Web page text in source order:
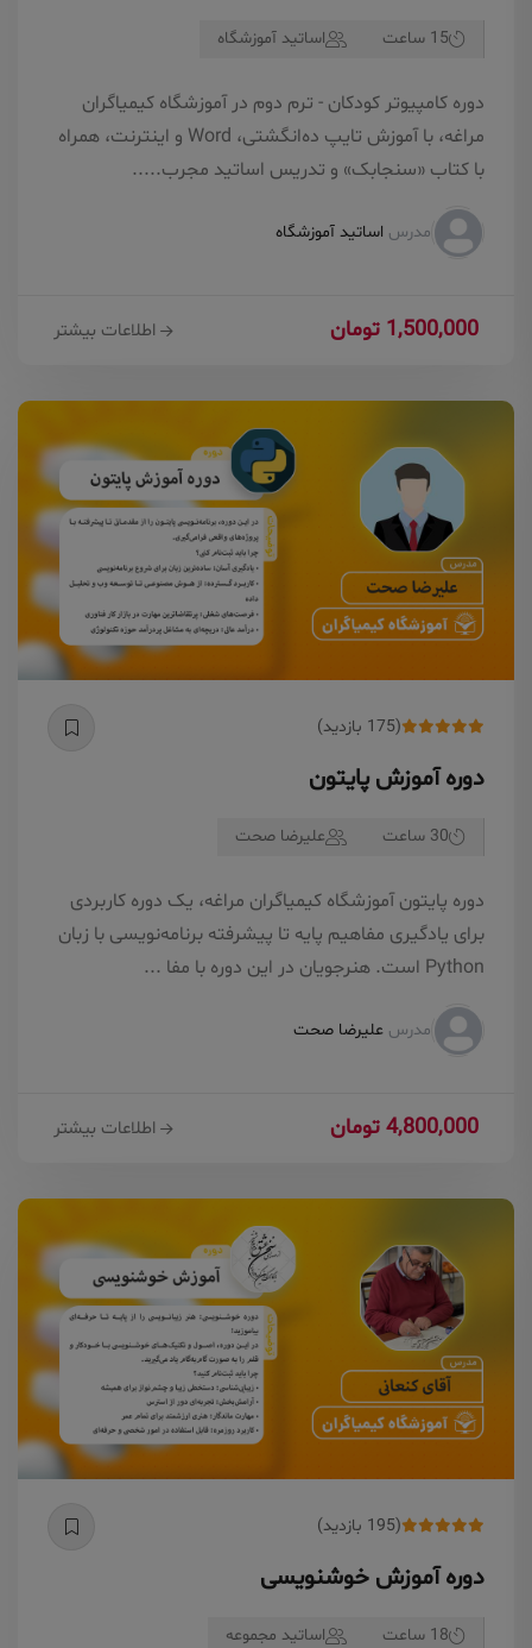
15 ساعت اساتید آموزشگاه
دوره کامپیوتر کودکان - ترم دوم در آموزشگاه کیمیاگران
مراغه، با آموزش تایپ ده‌انگشتی، Word و اینترنت، همراه
با کتاب «سنجابک» و تدریس اساتید مجرب.....
مدرس اساتید آموزشگاه
1,500,000 تومان اطلاعات بیشتر
(175 بازدید)
دوره آموزش پایتون
30 ساعت علیرضا صحت
دوره پایتون آموزشگاه کیمیاگران مراغه، یک دوره کاربردی
برای یادگیری مفاهیم پایه تا پیشرفته برنامه‌نویسی با زبان
Python است. هنرجویان در این دوره با مفا ...
مدرس علیرضا صحت
4,800,000 تومان اطلاعات بیشتر
(195 بازدید)
دوره آموزش خوشنویسی
18 ساعت اساتید مجموعه